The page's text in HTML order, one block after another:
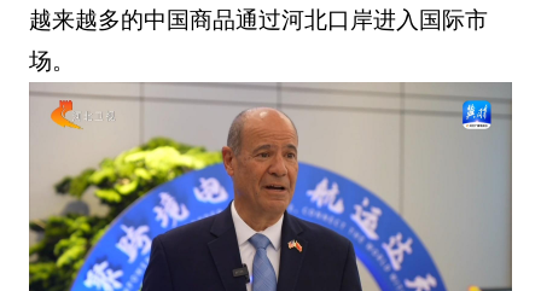
越来越多的中国商品通过河北口岸进入国际市
场。